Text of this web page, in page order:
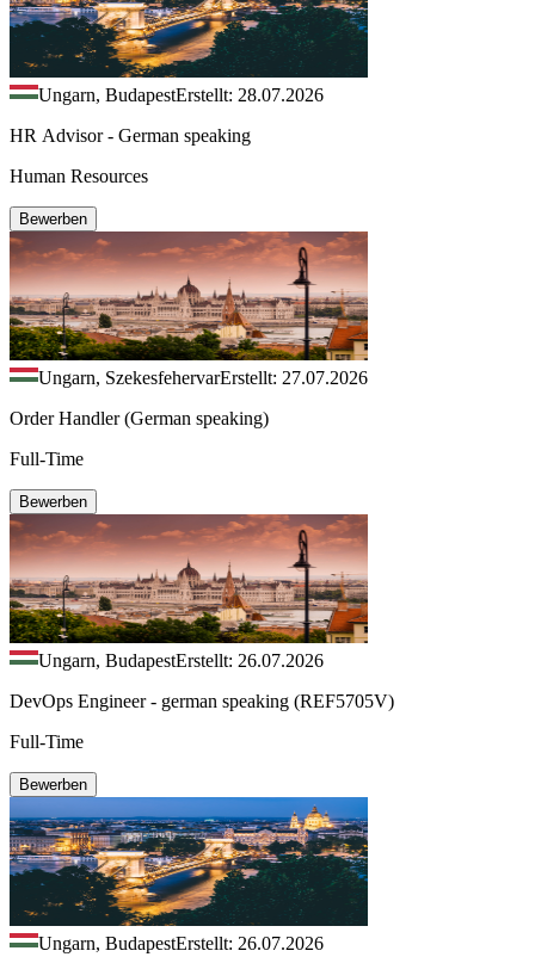
Ungarn, BudapestErstellt: 28.07.2026
HR Advisor - German speaking
Human Resources
Bewerben
Ungarn, SzekesfehervarErstellt: 27.07.2026
Order Handler (German speaking)
Full-Time
Bewerben
Ungarn, BudapestErstellt: 26.07.2026
DevOps Engineer - german speaking (REF5705V)
Full-Time
Bewerben
Ungarn, BudapestErstellt: 26.07.2026